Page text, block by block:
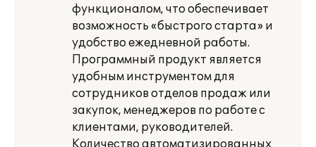
функционалом, что обеспечивает
возможность «быстрого старта» и
удобство ежедневной работы.
Программный продукт является
удобным инструментом для
сотрудников отделов продаж или
закупок, менеджеров по работе с
клиентами, руководителей.
Количество автоматизированных